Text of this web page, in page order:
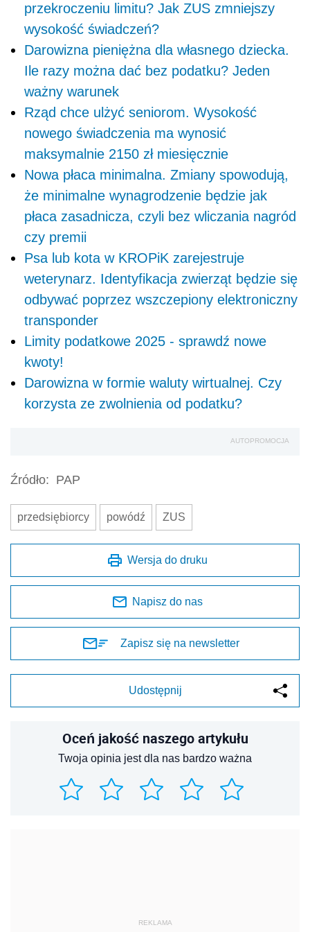
przekroczeniu limitu? Jak ZUS zmniejszy
wysokość świadczeń?
Darowizna pieniężna dla własnego dziecka.
Ile razy można dać bez podatku? Jeden
ważny warunek
Rząd chce ulżyć seniorom. Wysokość
nowego świadczenia ma wynosić
maksymalnie 2150 zł miesięcznie
Nowa płaca minimalna. Zmiany spowodują,
że minimalne wynagrodzenie będzie jak
płaca zasadnicza, czyli bez wliczania nagród
czy premii
Psa lub kota w KROPiK zarejestruje
weterynarz. Identyfikacja zwierząt będzie się
odbywać poprzez wszczepiony elektroniczny
transponder
Limity podatkowe 2025 - sprawdź nowe
kwoty!
Darowizna w formie waluty wirtualnej. Czy
korzysta ze zwolnienia od podatku?
AUTOPROMOCJA
Źródło: PAP
przedsiębiorcy powódź ZUS
Wersja do druku
Napisz do nas
Zapisz się na newsletter
Udostępnij
Oceń jakość naszego artykułu
Twoja opinia jest dla nas bardzo ważna
REKLAMA